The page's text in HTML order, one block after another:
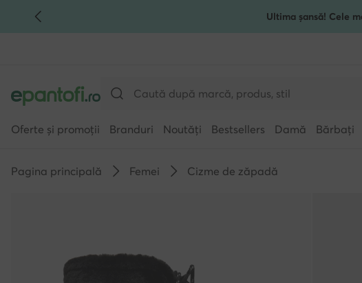
TRECI LA CONȚINUTUL PRINCIPAL Ultima șansă! Cele
Oferte și promoții Branduri Noutăți Bestsellers Damă Bărbați
Pagina principală Femei Cizme de zăpadă